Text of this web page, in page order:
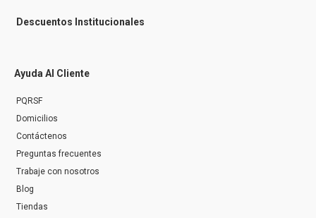
Descuentos Institucionales
Ayuda Al Cliente
PQRSF
Domicilios
Contáctenos
Preguntas frecuentes
Trabaje con nosotros
Blog
Tiendas